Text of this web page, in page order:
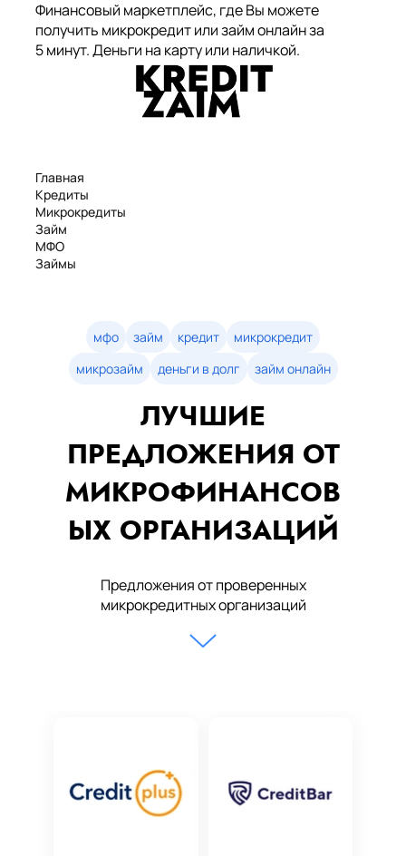
Финансовый маркетплейс, где Вы можете
получить микрокредит или займ онлайн за
5 минут. Деньги на карту или наличкой.
Главная
Кредиты
Микрокредиты
Займ
МФО
Займы
Займы онлайн
Денежные кредиты
мфо займ кредит
микрокредит
микрозайм
деньги в долг займ онлайн
ЛУЧШИЕ
ПРЕДЛОЖЕНИЯ ОТ
МИКРОФИНАНСОВ
ЫХ ОРГАНИЗАЦИЙ
Предложения от проверенных
микрокредитных организаций